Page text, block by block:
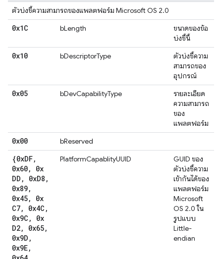
ตัวบ่งชี้ความสามารถของแพลตฟอร์ม Microsoft OS 2.0
0x1C bLength
ขนาดของข้อ
บ่งชี้นี้
0x10 bDescriptorType
ตัวบ่งชี้ความ
สามารถของ
อุปกรณ์
0x05 bDevCapabilityType
รายละเอียด
ความสามารถ
ของ
แพลตฟอร์ม
0x00 bReserved
{0xDF,
0x60,
0x
DD , 0xD8 ,
0x89,
0x45,
0x
C7, 0x4C ,
0x9C ,
0x
D2, 0x65,
0x9D ,
0x9E,
PlatformCapablityUUID
GUID ของ
ตัวบ่งชี้ความ
เข้ากันได้ของ
แพลตฟอร์ม
Microsoft
OS 2.0 ใน
รูปแบบ
Little-
endian